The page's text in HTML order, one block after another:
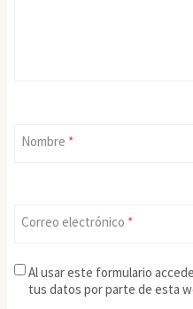
Nombre *
Correo electrónico *
Al usar este formulario
tus datos por parte de esta